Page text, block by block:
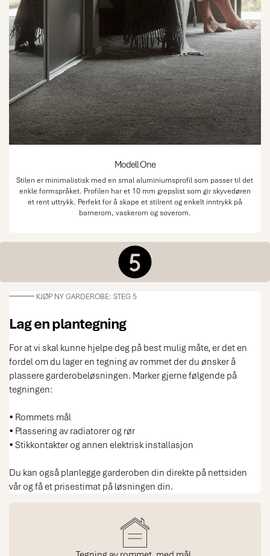
Modell One
Stilen er minimalistisk med en smal aluminiumsprofil som passer til det
enkle formspråket. Profilen har et 10 mm grepslist som gir skyvedøren
et rent uttrykk. Perfekt for å skape et stilrent og enkelt inntrykk på
barnerom, vaskerom og soverom.
KJØP NY GARDEROBE: STEG 5
Lag en plantegning
For at vi skal kunne hjelpe deg på best mulig måte, er det en
fordel om du lager en tegning av rommet der du ønsker å
plassere garderobeløsningen. Marker gjerne følgende på
tegningen:
• Rommets mål
• Plassering av radiatorer og rør
• Stikkontakter og annen elektrisk installasjon
Du kan også planlegge garderoben din direkte på nettsiden
vår og få et prisestimat på løsningen din.